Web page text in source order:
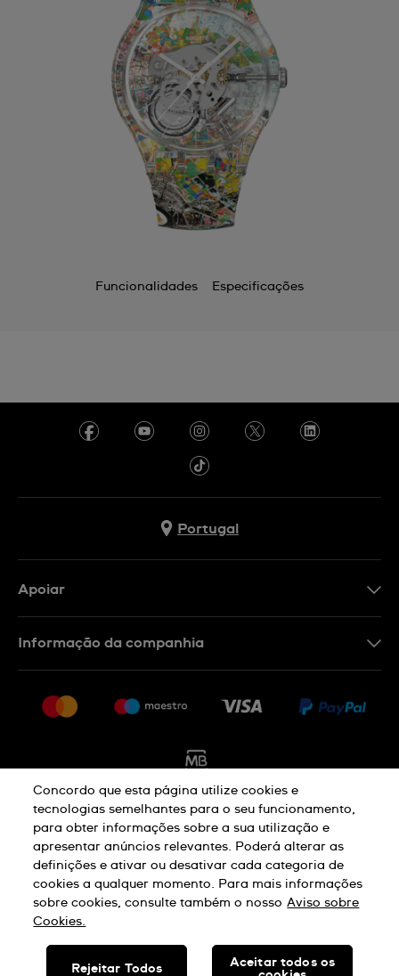
Funcionalidades Especificações
Portugal
Apoiar
Rescindir o contrato
Informação da companhia
Carreiras
Aviso De Privacidade Aviso De Cookies
Termos E Condições De Uso
SWISS MADE
Concordo que esta página utilize cookies e
tecnologias semelhantes para o seu funcionamento,
para obter informações sobre a sua utilização e
apresentar anúncios relevantes. Poderá alterar as
definições e ativar ou desativar cada categoria de
cookies a qualquer momento. Para mais informações
sobre cookies, consulte também o nosso Aviso sobre
Cookies.
Rejeitar Todos
Aceitar todos os